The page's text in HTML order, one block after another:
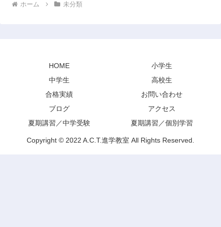
ホーム 未分類
HOME
小学生
中学生
高校生
合格実績
お問い合わせ
ブログ
アクセス
夏期講習／中学受験
夏期講習／個別学習
Copyright © 2022 A.C.T.進学教室 All Rights Reserved.